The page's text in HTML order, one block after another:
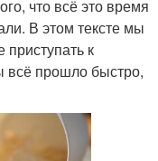
что всё это время
В этом тексте мы
к
всё прошло быстро,